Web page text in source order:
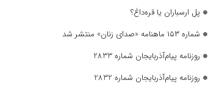
پل ارسباران یا قره‌داغ؟
شماره ۱۵۳ ماهنامه «صدای زنان» منتشر شد
روزنامه پیام‌آذربایجان شماره 2833
روزنامه پیام‌آذربایجان شماره 2832